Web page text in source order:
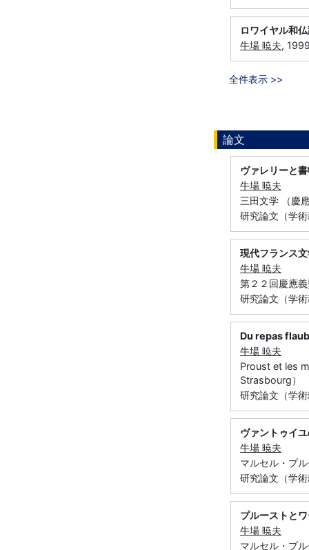
ロワイヤル和
牛場 暁夫,
全件表示 >>
論文
ヴァレリーと
牛場 暁夫
三田文学 （慶
研究論文（学
現代フランス
牛場 暁夫
第２２回慶應
研究論文（学
Du repas
牛場 暁夫
Proust et les
Strasbourg
研究論文（学
ヴァントゥイ
牛場 暁夫
マルセル・プ
研究論文（学
プルーストと
牛場 暁夫
マルセル・プ